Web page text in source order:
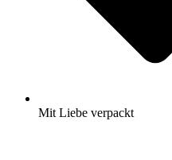
Mit Liebe verpackt